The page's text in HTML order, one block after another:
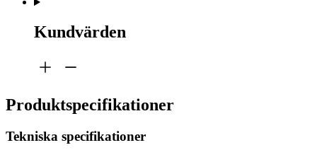
Kundvärden
Produktspecifikationer
Tekniska specifikationer